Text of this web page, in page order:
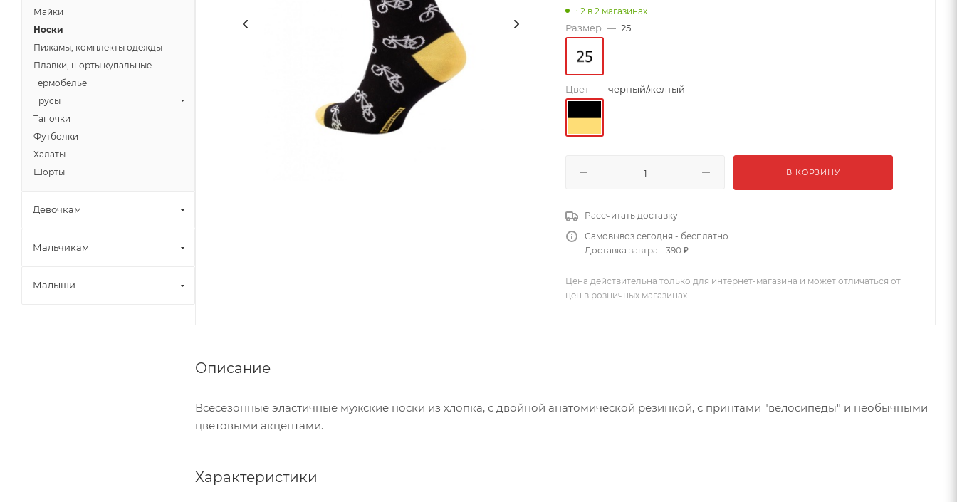
: 2 в 2 магазинах
Размер — 25
Цвет — черный/желтый
В КОРЗИНУ
Рассчитать доставку
Самовывоз сегодня - бесплатно
Доставка завтра - 390 ₽
Цена действительна только для интернет-магазина и может отличаться от
цен в розничных магазинах
Описание
Всесезонные эластичные мужские носки из хлопка, с двойной анатомической резинкой, с принтами "велосипеды" и необычными
цветовыми акцентами.
Характеристики
Майки
Носки
Пижамы, комплекты одежды
Плавки, шорты купальные
Термобелье
Трусы
Тапочки
Футболки
Халаты
Шорты
Девочкам
Мальчикам
Малыши